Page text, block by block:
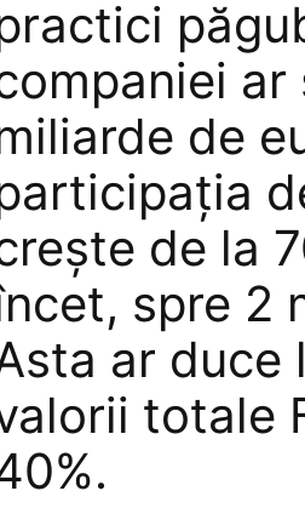
ar
de
de la
spre 2
ar duce
totale